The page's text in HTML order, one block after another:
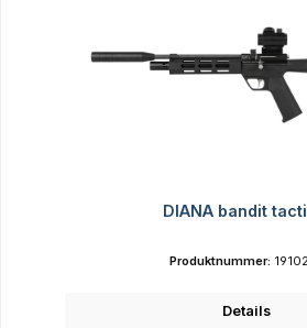
DIANA bandit
Produktnummer:
Details